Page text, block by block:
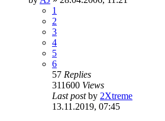
1
2
3
4
5
6
57 Replies
311600 Views
Last postby 2Xtreme
13.11.2019, 07:45